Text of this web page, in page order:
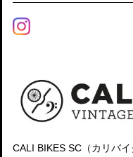
CALI BIKES SC（カリバ